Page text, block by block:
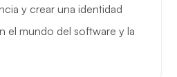
y crear una identidad
el mundo del software y la